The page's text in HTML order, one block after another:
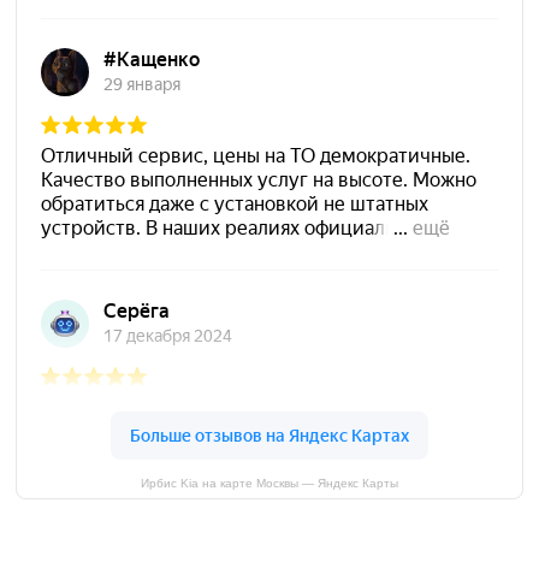
Ирбис Kia на карте Москвы — Яндекс Карты